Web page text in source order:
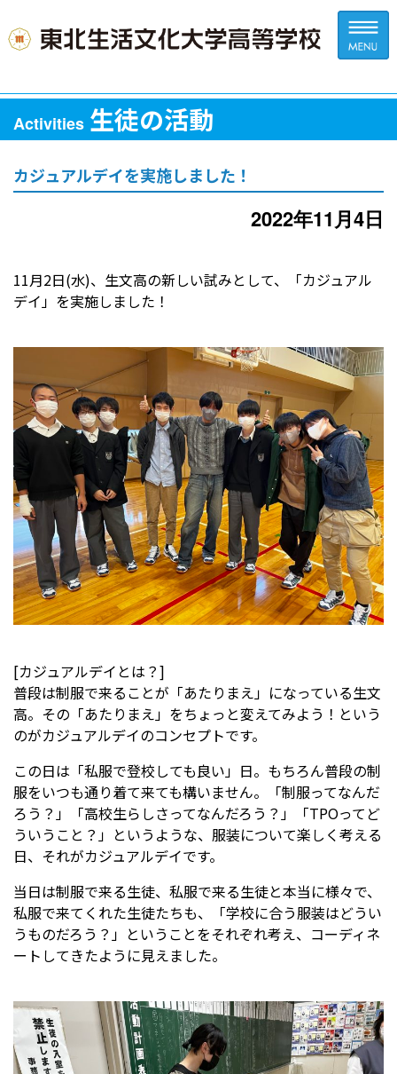
受験生の方へ 中学校の先生方へ
在校生の方へ 保護者の方へ
アクセス お問い合わせ
教員採用情報(PDF) 各種証明書
寄付金のお願い
Activities 生徒の活動
カジュアルデイを実施しました！
2022年11月4日
11月2日(水)、生文高の新しい試みとして、「カジュアル
デイ」を実施しました！
[カジュアルデイとは？]
普段は制服で来ることが「あたりまえ」になっている生文
高。その「あたりまえ」をちょっと変えてみよう！という
のがカジュアルデイのコンセプトです。
この日は「私服で登校しても良い」日。もちろん普段の制
服をいつも通り着て来ても構いません。「制服ってなんだ
ろう？」「高校生らしさってなんだろう？」「TPOってど
ういうこと？」というような、服装について楽しく考える
日、それがカジュアルデイです。
当日は制服で来る生徒、私服で来る生徒と本当に様々で、
私服で来てくれた生徒たちも、「学校に合う服装はどうい
うものだろう？」ということをそれぞれ考え、コーディネ
ートしてきたように見えました。